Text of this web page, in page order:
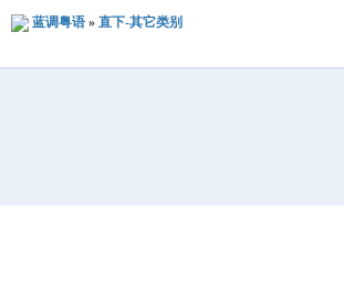
蓝调粤语» 直下-其它类别